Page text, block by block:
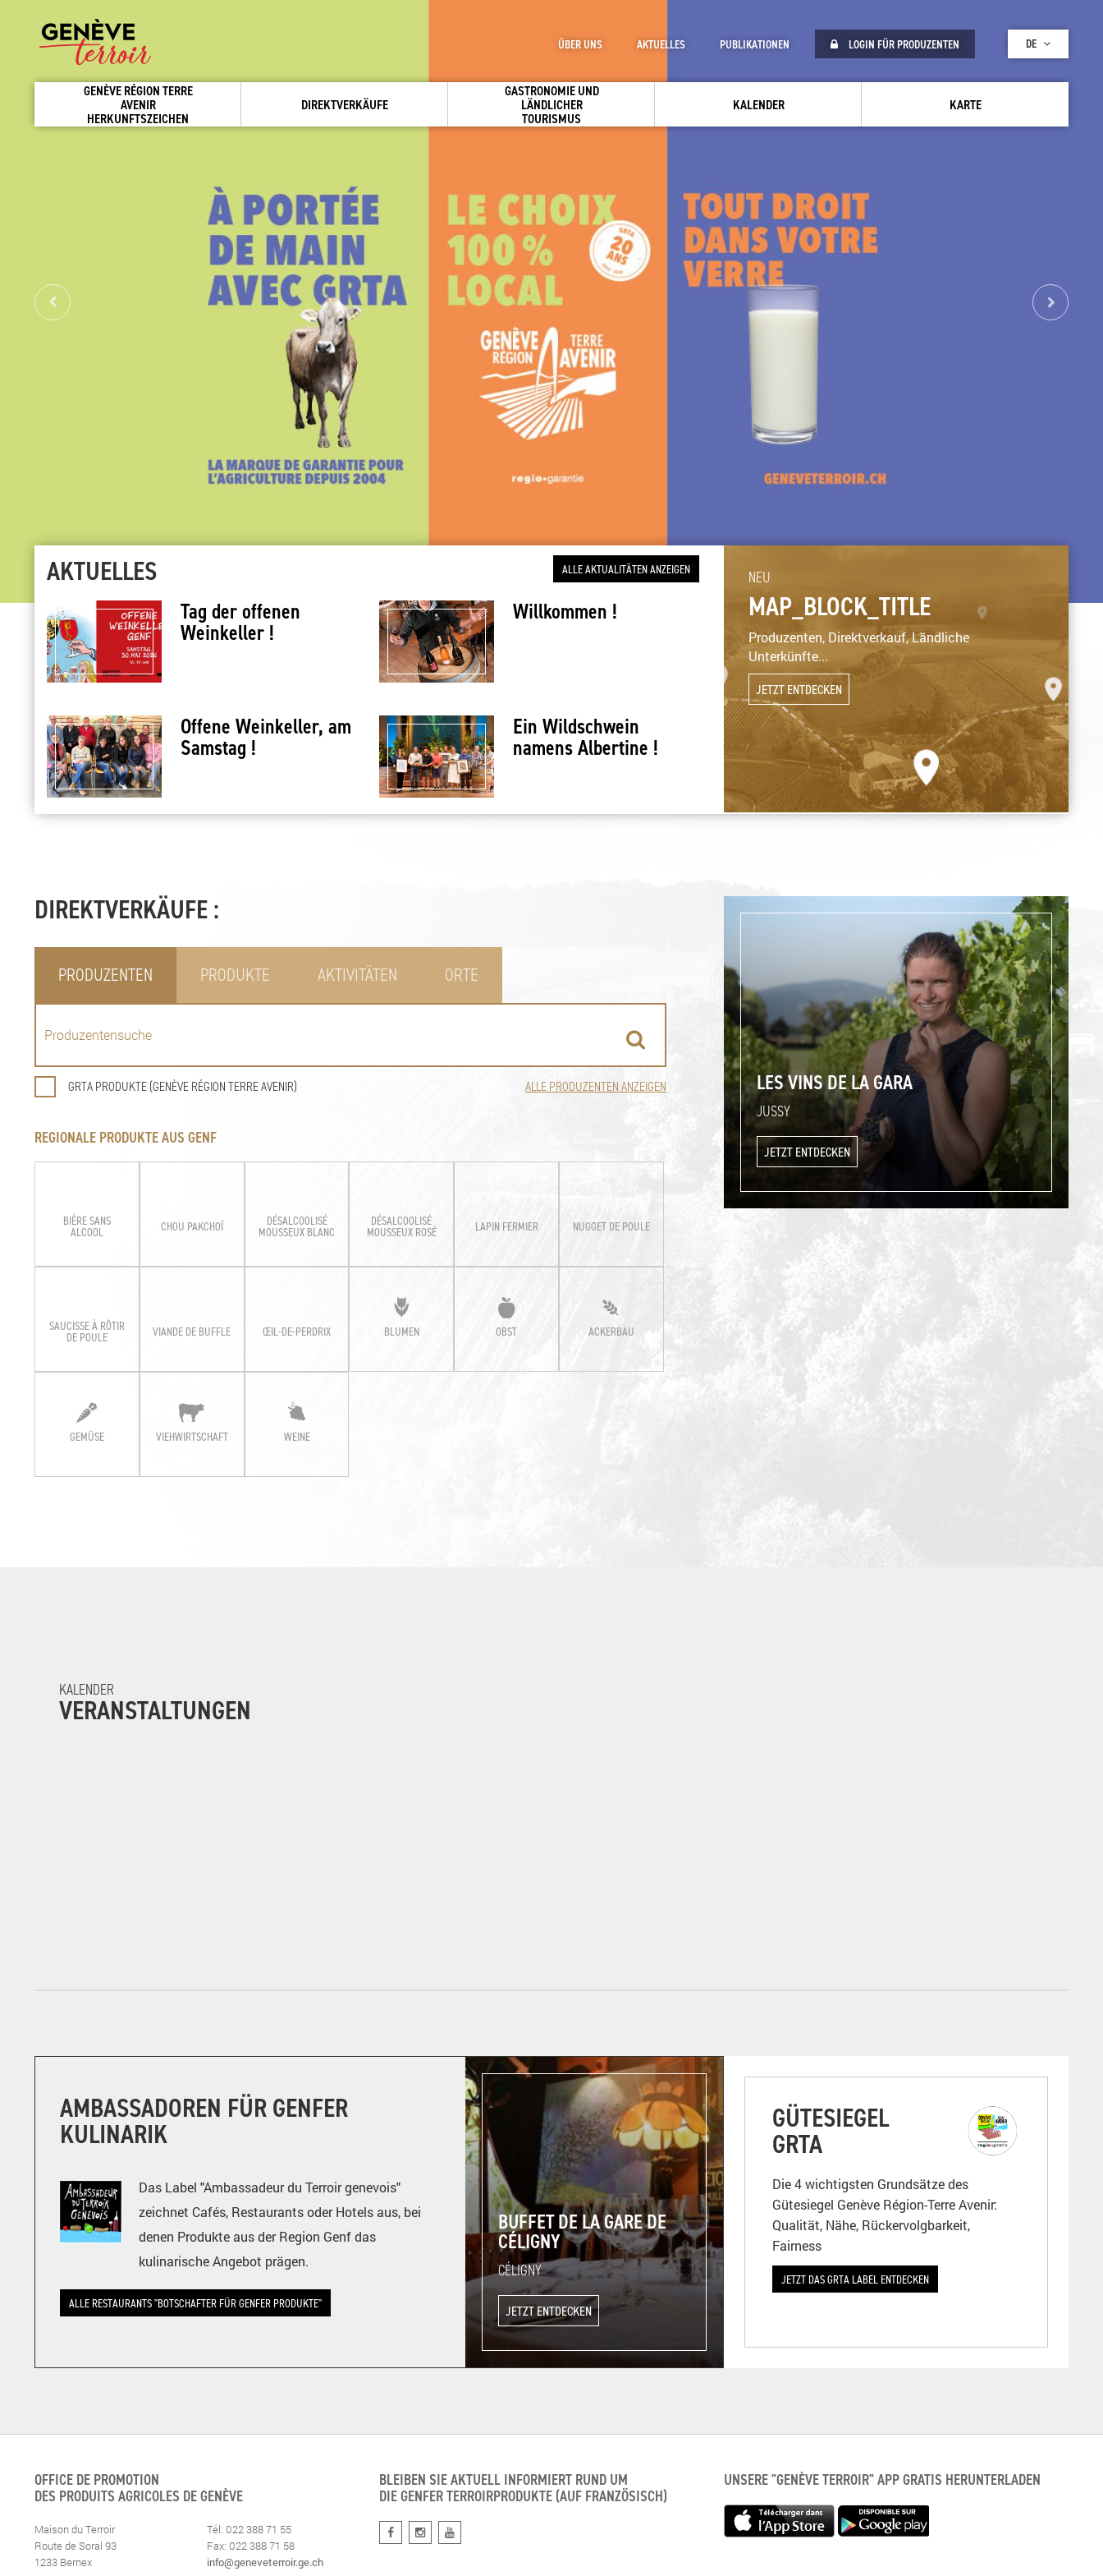
GENÈVE RÉGION TERRE
AVENIR
HERKUNFTSZEICHEN
DIREKTVERKÄUFE
GASTRONOMIE UND
LÄNDLICHER
TOURISMUS
KALENDER KARTE
ÜBER UNS AKTUELLES PUBLIKATIONEN LOGIN FÜR PRODUZENTEN DE
AKTUELLES ALLE AKTUALITÄTEN ANZEIGEN
Tag der offenen
Weinkeller !
Willkommen !
Offene Weinkeller, am
Samstag !
Ein Wildschwein
namens Albertine !
NEU
MAP_BLOCK_TITLE
Produzenten, Direktverkauf, Ländliche
Unterkünfte...
JETZT ENTDECKEN
DIREKTVERKÄUFE :
PRODUZENTEN PRODUKTE AKTIVITÄTEN ORTE
GRTA PRODUKTE (GENÈVE RÉGION TERRE AVENIR) ALLE PRODUZENTEN ANZEIGEN
REGIONALE PRODUKTE AUS GENF
BIÈRE SANS
ALCOOL
CHOU PAKCHOÏ
DÉSALCOOLISÉ
MOUSSEUX BLANC
DÉSALCOOLISÉ
MOUSSEUX ROSÉ
LAPIN FERMIER NUGGET DE POULE
SAUCISSE À RÔTIR
DE POULE
VIANDE DE BUFFLE ŒIL-DE-PERDRIX BLUMEN OBST ACKERBAU
GEMÜSE VIEHWIRTSCHAFT WEINE
LES VINS DE LA GARA
JUSSY
JETZT ENTDECKEN
KALENDER
VERANSTALTUNGEN
AMBASSADOREN FÜR GENFER
KULINARIK
Das Label "Ambassadeur du Terroir genevois"
zeichnet Cafés, Restaurants oder Hotels aus, bei
denen Produkte aus der Region Genf das
kulinarische Angebot prägen.
ALLE RESTAURANTS "BOTSCHAFTER FÜR GENFER PRODUKTE"
BUFFET DE LA GARE DE
CÉLIGNY
CÉLIGNY
JETZT ENTDECKEN
GÜTESIEGEL
GRTA
Die 4 wichtigsten Grundsätze des
Gütesiegel Genève Région-Terre Avenir:
Qualität, Nähe, Rückervolgbarkeit,
Fairness
JETZT DAS GRTA LABEL ENTDECKEN
OFFICE DE PROMOTION
DES PRODUITS AGRICOLES DE GENÈVE
Maison du Terroir
Route de Soral 93
1233 Bernex
Tél: 022 388 71 55
Fax: 022 388 71 58
info@geneveterroir.ge.ch
BLEIBEN SIE AKTUELL INFORMIERT RUND UM
DIE GENFER TERROIRPRODUKTE (AUF FRANZÖSISCH)
UNSERE "GENÈVE TERROIR" APP GRATIS HERUNTERLADEN